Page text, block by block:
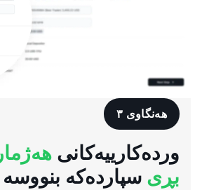
هەنگاوی ٣
وردەکارییەکانی
بڕی سپاردەکە بنووسە